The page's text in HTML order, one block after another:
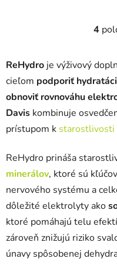
4
ReHydro je výživový
cieľom podporiť
obnoviť rovnováhu
Davis kombinuje
prístupom k starostlivosti
ReHydro prináša
minerálov, ktoré sú
nervového systému a
dôležité elektrolyty ako
ktoré pomáhajú telu
zároveň znižujú riziko
únavy spôsobenej